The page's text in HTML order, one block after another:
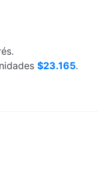
$23.165.